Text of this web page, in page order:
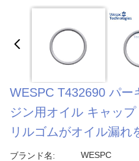
WESPC T432690 パ
ジン用オイル キャッ
リルゴムがオイル漏れ
ブランド名: WESPC